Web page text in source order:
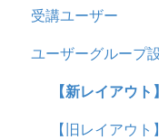
カスタマイズ
インターネット
料金
管理ユーザー
2026年2月アッ
2025年10月アッ
2025年9月アッ
2025年3月アッ
管理ユーザーの
管理ユーザーに
ロールと権限
受講ユーザー
基本操作
【新レイアウ
【旧レイアウ
ユーザーグループ
【新レイアウ
【旧レイアウ